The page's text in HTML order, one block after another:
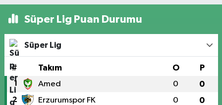
Süper Lig Puan Durumu
Süper Lig
# Takım O P
1 Amed 0 0
2 Erzurumspor FK 0 0